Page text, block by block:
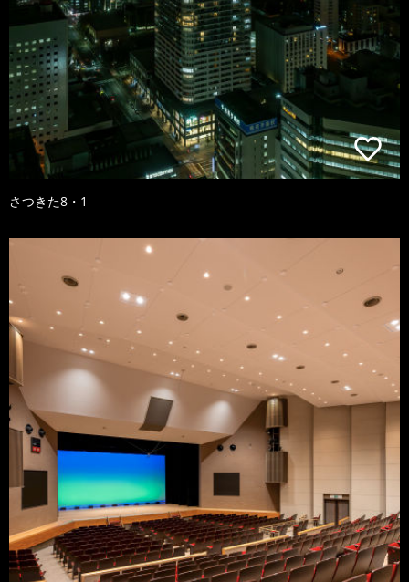
さつきた8・1